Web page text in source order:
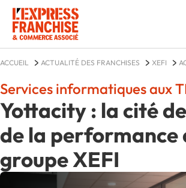
ACCUEIL ACTUALITÉ DES FRANCHISES XEFI
Yottacity : la cité
de la performance
groupe XEFI
Services informatiques aux